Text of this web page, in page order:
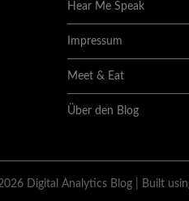
Hear Me Speak
Impressum
Meet & Eat
Über den Blog
Digital Analytics Blog | Built